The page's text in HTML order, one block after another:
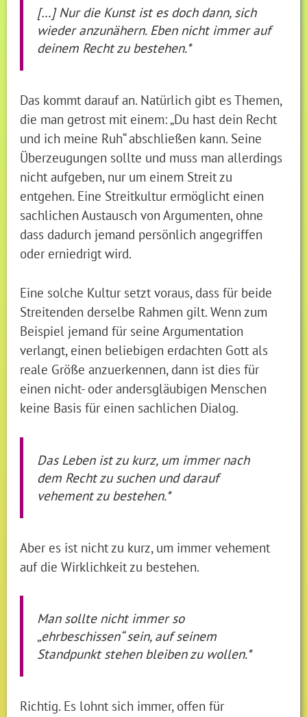
[…] Nur die Kunst ist es doch dann, sich
wieder anzunähern. Eben nicht immer auf
deinem Recht zu bestehen.*
Das kommt darauf an. Natürlich gibt es Themen,
die man getrost mit einem: „Du hast dein Recht
und ich meine Ruh“ abschließen kann. Seine
Überzeugungen sollte und muss man allerdings
nicht aufgeben, nur um einem Streit zu
entgehen. Eine Streitkultur ermöglicht einen
sachlichen Austausch von Argumenten, ohne
dass dadurch jemand persönlich angegriffen
oder erniedrigt wird.
Eine solche Kultur setzt voraus, dass für beide
Streitenden derselbe Rahmen gilt. Wenn zum
Beispiel jemand für seine Argumentation
verlangt, einen beliebigen erdachten Gott als
reale Größe anzuerkennen, dann ist dies für
einen nicht- oder andersgläubigen Menschen
keine Basis für einen sachlichen Dialog.
Das Leben ist zu kurz, um immer nach
dem Recht zu suchen und darauf
vehement zu bestehen.*
Aber es ist nicht zu kurz, um immer vehement
auf die Wirklichkeit zu bestehen.
Man sollte nicht immer so
„ehrbeschissen“ sein, auf seinem
Standpunkt stehen bleiben zu wollen.*
Richtig. Es lohnt sich immer, offen für